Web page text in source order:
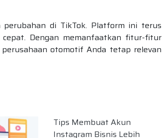
di TikTok. Platform ini terus
Dengan memanfaatkan fitur-fitur
otomotif Anda tetap relevan
Tips Membuat Akun
Instagram Bisnis Lebih